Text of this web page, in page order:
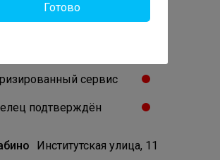
сервис
подтверждён
Институтская улица, 11
Готово